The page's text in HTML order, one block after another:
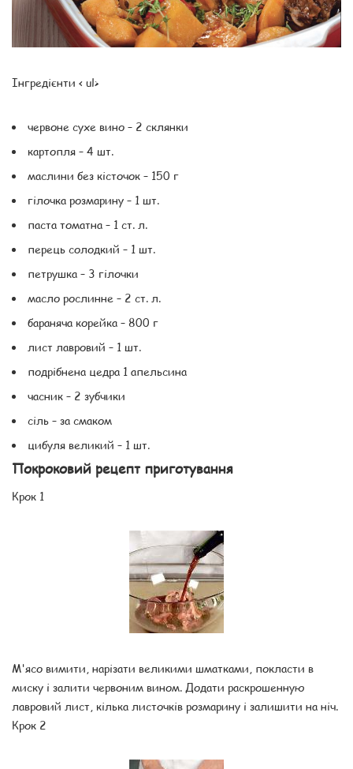
Інгредієнти < ul>
червоне сухе вино – 2 склянки
картопля – 4 шт.
маслини без кісточок – 150 г
гілочка розмарину – 1 шт.
паста томатна – 1 ст. л.
перець солодкий – 1 шт.
петрушка – 3 гілочки
масло рослинне – 2 ст. л.
бараняча корейка – 800 г
лист лавровий – 1 шт.
подрібнена цедра 1 апельсина
часник – 2 зубчики
сіль – за смаком
цибуля великий – 1 шт.
Покроковий рецепт приготування
Крок 1
М'ясо вимити, нарізати великими шматками, покласти в
миску і залити червоним вином. Додати раскрошенную
лавровий лист, кілька листочків розмарину і залишити на ніч.
Крок 2